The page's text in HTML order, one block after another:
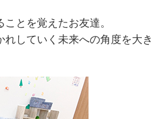
とを覚えたお友達。
していく未来への角度を大き